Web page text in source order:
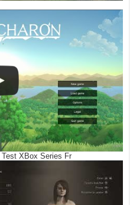
XBox Series Fr